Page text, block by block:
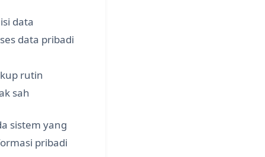
data
data pribadi
rutin
sah
sistem yang
pribadi